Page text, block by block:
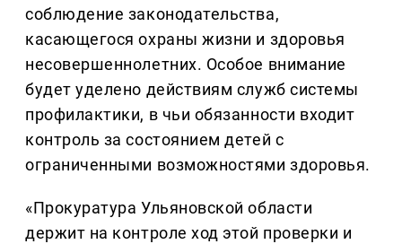
соблюдение законодательства,
касающегося охраны жизни и здоровья
несовершеннолетних. Особое внимание
будет уделено действиям служб системы
профилактики, в чьи обязанности входит
контроль за состоянием детей с
ограниченными возможностями здоровья.
«Прокуратура Ульяновской области
держит на контроле ход этой проверки и